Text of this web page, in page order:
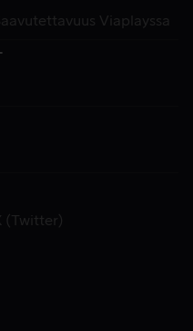
Viaplayssa
(Twitter)